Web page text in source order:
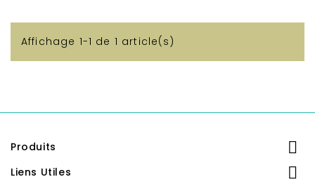
Affichage 1-1 de 1 article(s)
Produits 
Liens Utiles 